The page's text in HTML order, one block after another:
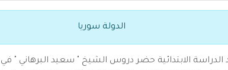
الدولة سوريا